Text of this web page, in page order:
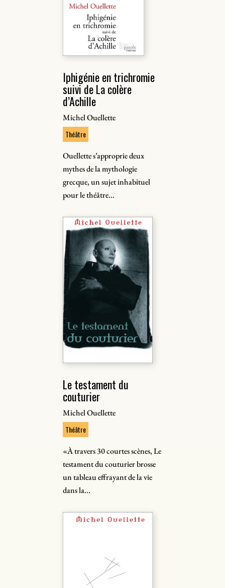
Iphigénie en trichromie
suivi de La colère
d’Achille
Michel Ouellette
Théâtre
Ouellette s’approprie deux
mythes de la mythologie
grecque, un sujet inhabituel
pour le théâtre...
Le testament du
couturier
Michel Ouellette
Théâtre
«À travers 30 courtes scènes, Le
testament du couturier brosse
un tableau effrayant de la vie
dans la...